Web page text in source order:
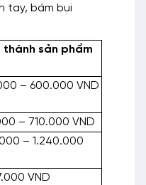
tay, bám bụi
thành sản phẩm
– 600.000 VND
– 710.000 VND
– 1.240.000
VND